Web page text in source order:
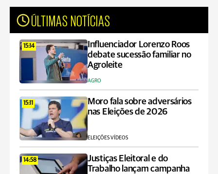
ÚLTIMAS NOTÍCIAS
15:14
Influenciador Lorenzo Roos
debate sucessão familiar no
Agroleite
AGRO
15:11
Moro fala sobre adversários
nas Eleições de 2026
ELEIÇÕES VÍDEOS
14:58
Justiças Eleitoral e do
Trabalho lançam campanha